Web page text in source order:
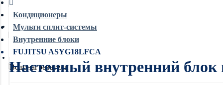
Кондиционеры
Обогреватели
Водонагреватели
Кондиционеры
Мульти сплит-системы
Внутренние блоки
FUJITSU ASYG18LFCA
Настенный внутренний